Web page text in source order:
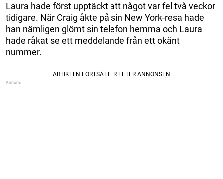
Laura hade först upptäckt att något var fel två veckor
tidigare. När Craig åkte på sin New York-resa hade
han nämligen glömt sin telefon hemma och Laura
hade råkat se ett meddelande från ett okänt
nummer.